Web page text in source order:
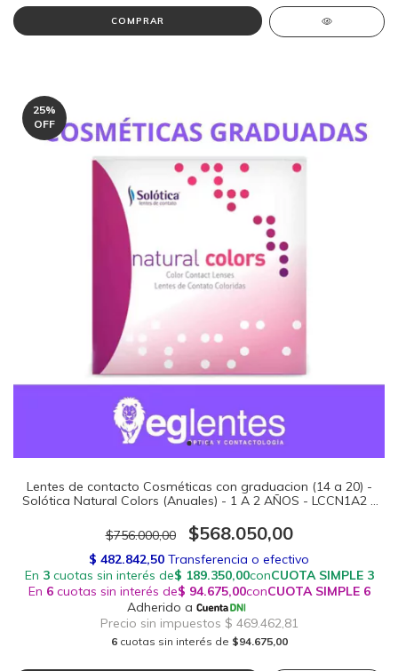
COMPRAR
25%
OFF
Lentes de contacto Cosméticas con graduacion (14 a 20) -
Solótica Natural Colors (Anuales) - 1 A 2 AÑOS - LCCN1A2 -
$756.000,00
$568.050,00
6 cuotas sin interés de $94.675,00